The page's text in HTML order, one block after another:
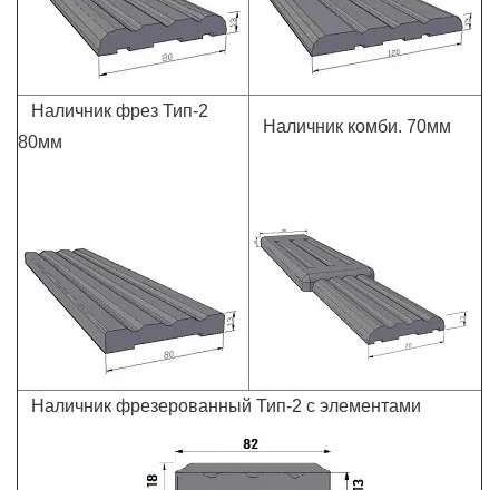
Наличник фрез Тип-2
80мм
Наличник комби. 70мм
Наличник фрезерованный Тип-2 с элементами